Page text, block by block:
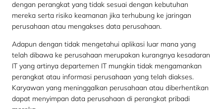
dengan perangkat yang tidak sesuai dengan kebutuhan
mereka serta risiko keamanan jika terhubung ke jaringan
perusahaan atau mengakses data perusahaan.
Adapun dengan tidak mengetahui aplikasi luar mana yang
telah dibawa ke perusahaan merupakan kurangnya kesadaran
IT yang artinya departemen IT mungkin tidak mengamankan
perangkat atau informasi perusahaan yang telah diakses.
Karyawan yang meninggalkan perusahaan atau diberhentikan
dapat menyimpan data perusahaan di perangkat pribadi